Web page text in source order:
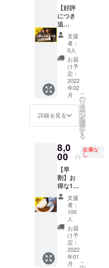
の老
舗・並
木海苔
店。海
苔養殖
の発祥
の地・
大森で
戦後ま
もない
頃に創
業。日
本各地
の生産
地から
厳選し
を職人
が目利
きをし
て仕入
れ、そ
れぞれ
の海苔
の特性
や強み
を生か
してこ
だわり
の焼加
工を施
してい
ます。
までの
プロセ
スを公
開・共
有＞ ・
支援者
限定
facebo
okグ
ループ
（任意
参加）
考欄
（任
「faceb
ookの登
録氏名
（フル
ネー
ム）」
をご記
載くだ
さい
（非公
開グ
ループ
への招
待を
メール
にてご
ちの方
は、
twitter/I
nstagra
mの
ID/URL
もご記
載くだ
さい
（昼飯
屋アカ
ウント
より
ローさ
せてい
す）。
カレー
20食、
チキン
カレー
10食）
※賞味
期限は
製造か
ら1年と
なりま
す。 ・
昼飯屋
ナル香
草ビネ
ガー2本
たり
150cc)
※賞味期
限は、
開封後
要冷蔵
で半年
となり
ます。
・昼飯
屋限定
ステッ
カー1枚
＜完成
までの
時：し
んちゃ
んと事
前に要
相談 所
要時
間：約3
時間ほ
ど（状
況に
よって
前後す
る可能
性はご
小学校1
～2年生
お子様
向け 準
備：道
具や食
材等は
コース
に含ま
れるた
め、当
日手ぶ
らで参
加可能
okグ
ループ
（任意
参加）
へご招
考欄
（任
意）に
「faceb
ookの登
録氏名
（フル
ネー
さい
（非公
開グ
ループ
への招
待を
メール
にてご
案内し
ます。
氏名は
グルー
プ参加
承認時
の照合
届けし
ます。
＜レト
ルトカ
レー完
成後に
お届け
＞ ・レ
トルト
カレー
50食分
（海苔
チキン
カレー
30食、
チキン
20食）
※賞味
期限は
製造か
ら1年と
なりま
す。 ・
昼飯屋
オリジ
ナルス
テッ
カー1枚
＜完成
までの
プロセ
【好評
につき
追
加！】1
日しん
ちゃん
を呼べ
る券＋
レトル
トカ
レー20
食コー
ス ・
しん
ちゃん
を呼べ
ロの料
理人
「しん
ちゃ
ん」を
一日呼
べる券
です。
美味し
い料理
をふる
まいま
す。 ※
日時・
場所・
支援
者：
0人
お届
け予
定：
2022
年02
月
詳細を見る
こ
の
リ
タ
ー
ン
を
選
択
す
る
8,0
00 円
在庫な
し
【早
割】お
得な10
食セッ
ト！
【5000
円引
き】
13,000
→8,000
円 非常
支援
者：
100
人
お届
け予
定：
2022
年01
月
こ